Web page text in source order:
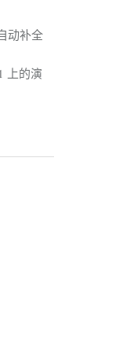
动补全
上的演